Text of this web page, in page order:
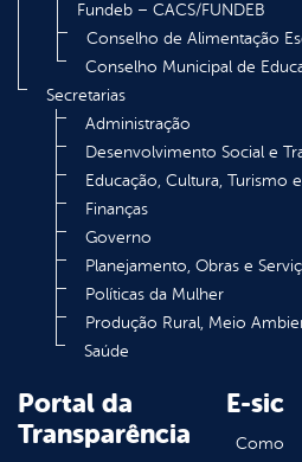
Fundeb – CACS/FUNDEB
Conselho de Alimentação
Conselho Municipal de
Secretarias
Administração
Desenvolvimento Social e
Educação, Cultura, Turismo
Finanças
Governo
Planejamento, Obras e
Políticas da Mulher
Produção Rural, Meio
Saúde
Portal da
Transparência
E-sic
Como